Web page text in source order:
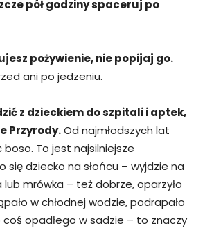
pół godziny spaceruj po
pożywienie, nie popijaj go.
ani po jedzeniu.
z dzieckiem do szpitali i aptek,
Przyrody.Od najmłodszych lat
To jest najsilniejsze
się dziecko na słońcu – wyjdzie na
lub mrówka – też dobrze, oparzyło
w chłodnej wodzie, podrapało
coś opadłego w sadzie – to znaczy